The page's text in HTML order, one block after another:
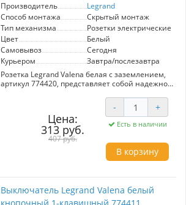
Производитель
Legrand
Способ монтажа
Скрытый монтаж
Тип механизма
Розетки электрические
Цвет
Белый
Самовывоз
Сегодня
Курьером
Завтра/послезавтра
Розетка Legrand Valena белая с заземлением,
артикул 774420, представляет собой надежное
линейки Valena Classic, она сочетает в себе
элегантный дизайн и высокое качество,
обеспечивая безопасность и долговечность.
Идеально подходит для современных
интерьеров, подчеркивая их стиль и
Цена:
313 руб.
407 руб.
- +
Есть в наличии
В корзину
Выключатель Legrand Valena белый